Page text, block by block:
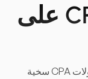
اكتسب عمولة CPA على
حوّل عدد زياراتك إلى دخل مجزٍ من خلال عمولات CPA سخية